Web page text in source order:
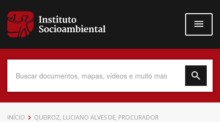
para
conteúdo
Data do Documento
INÍCIO QUEIROZ, LUCIANO ALVES DE, PROCURADOR